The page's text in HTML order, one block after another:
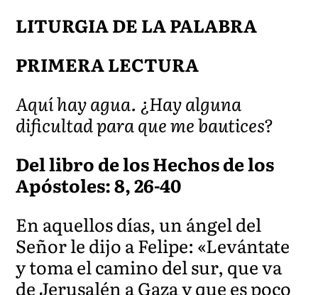
LITURGIA DE LA PALABRA
PRIMERA LECTURA
Aquí hay agua. ¿Hay alguna
dificultad para que me bautices?
Del libro de los Hechos de los
Apóstoles: 8, 26-40
En aquellos días, un ángel del
Señor le dijo a Felipe: «Levántate
y toma el camino del sur, que va
de Jerusalén a Gaza y que es poco